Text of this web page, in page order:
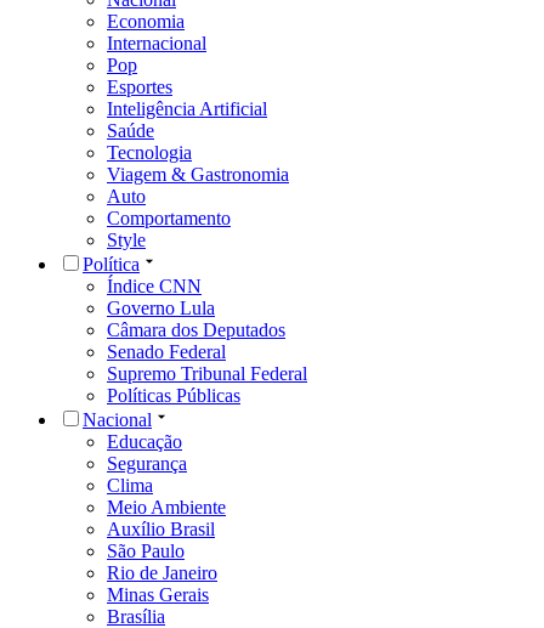
Economia
Internacional
Pop
Esportes
Inteligência Artificial
Saúde
Tecnologia
Viagem & Gastronomia
Auto
Comportamento
Style
Política
Índice CNN
Governo Lula
Câmara dos Deputados
Senado Federal
Supremo Tribunal Federal
Políticas Públicas
Nacional
Educação
Segurança
Clima
Meio Ambiente
Auxílio Brasil
São Paulo
Rio de Janeiro
Minas Gerais
Brasília